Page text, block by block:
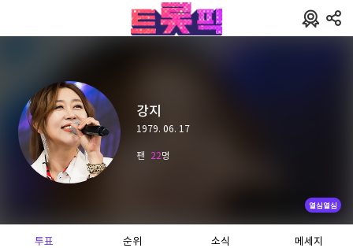
강지
1979. 06. 17
팬 22명
열심열심
투표 순위 소식 메세지